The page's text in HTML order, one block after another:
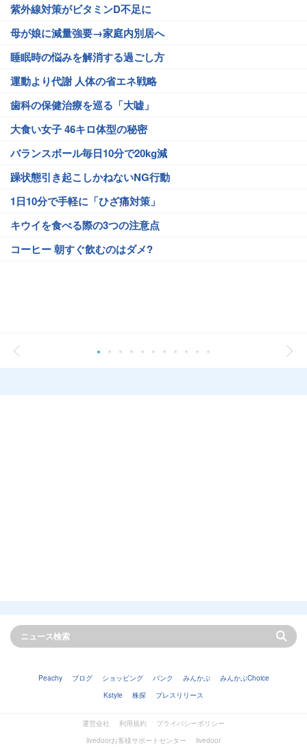
紫外線対策がビタミンD不足に
母が娘に減量強要→家庭内別居へ
睡眠時の悩みを解消する過ごし方
運動より代謝 人体の省エネ戦略
歯科の保健治療を巡る「大嘘」
大食い女子 46キロ体型の秘密
バランスボール毎日10分で20kg減
躁状態引き起こしかねないNG行動
1日10分で手軽に「ひざ痛対策」
キウイを食べる際の3つの注意点
コーヒー 朝すぐ飲むのはダメ?
Peachy ブログ ショッピング バンク みんかぶ
みんかぶChoice
Kstyle
株探 プレスリリース
運営会社 利用規約
プライバシーポリシー
livedoorお客様サポートセンター
livedoor